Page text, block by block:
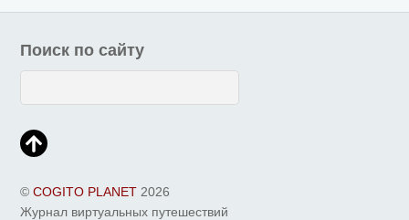
Поиск по сайту
©COGITO PLANET 2026
Журнал виртуальных путешествий